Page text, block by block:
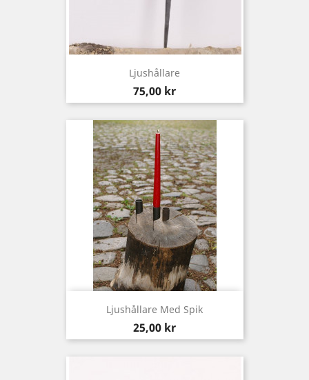
Ljushållare
Pris
75,00 kr
Ljushållare Med Spik
Pris
25,00 kr